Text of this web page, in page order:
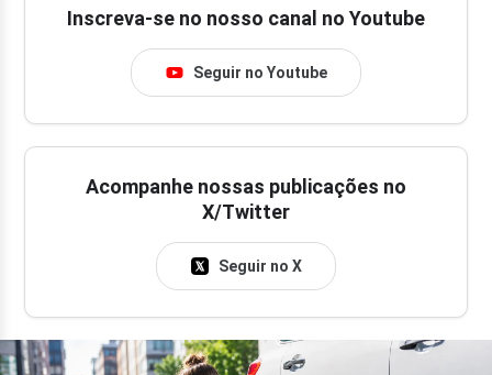
Inscreva-se no nosso canal no Youtube
Seguir no Youtube
Acompanhe nossas publicações no
X/Twitter
Seguir no X